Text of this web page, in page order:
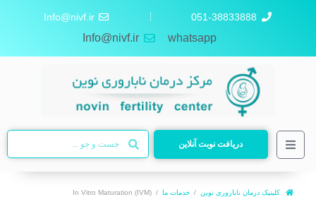
051-38833888
Info@nivf.ir
whatsapp
Info@nivf.ir
دریافت نوبت آنلاین
کلینیک درمان ناباروری نوین خدمات ما (In Vitro Maturation (IVM